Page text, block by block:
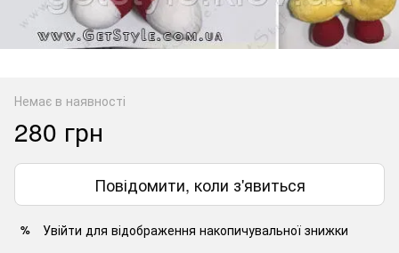
Немає в наявності
280 грн
Повідомити, коли з'явиться
% Увійти для відображення накопичувальної знижки